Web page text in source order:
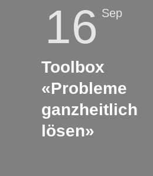
Sep
16
Toolbox
«Probleme
ganzheitlich
lösen»